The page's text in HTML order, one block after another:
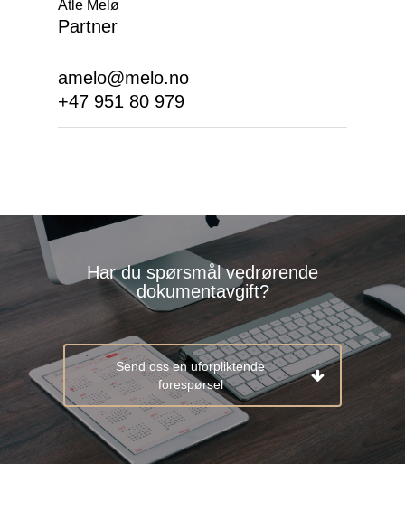
Atle Melø
Partner
amelo@melo.no
+47 951 80 979
Har du spørsmål vedrørende
dokumentavgift?
Send oss en uforpliktende
forespørsel
NO
Kompetanse
Innsikt
Karriere
Kontakt oss